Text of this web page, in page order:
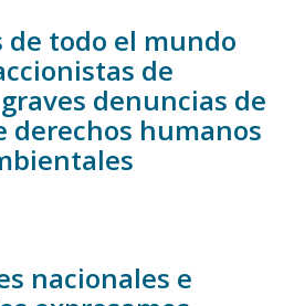
de todo el mundo
de
denuncias de
derechos humanos
nacionales e